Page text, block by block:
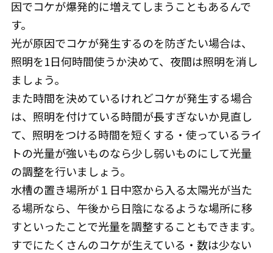
因でコケが爆発的に増えてしまうこともあるんで
す。
光が原因でコケが発生するのを防ぎたい場合は、
照明を1日何時間使うか決めて、夜間は照明を消し
ましょう。
また時間を決めているけれどコケが発生する場合
は、照明を付けている時間が長すぎないか見直し
て、照明をつける時間を短くする・使っているライ
トの光量が強いものなら少し弱いものにして光量
の調整を行いましょう。
水槽の置き場所が１日中窓から入る太陽光が当た
る場所なら、午後から日陰になるような場所に移
すといったことで光量を調整することもできます。
すでにたくさんのコケが生えている・数は少ない